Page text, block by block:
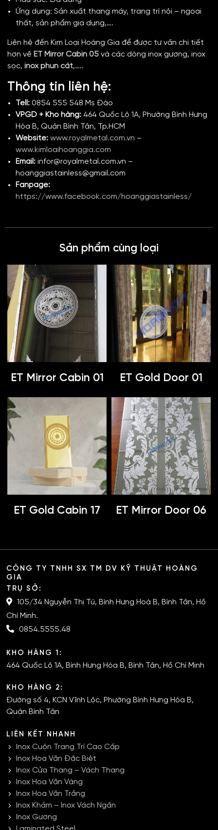
Ứng dụng: Sản xuất thang máy, trang trí nội – ngoại
thất, sản phẩm gia dụng,….
Liên hệ đến Kim Loại Hoàng Gia để được tư vấn chi tiết
hơn về ET Mirror Cabin 05 và các dòng inox gương, inox
sọc, inox phun cát,…..
Thông tin liên hệ:
Tell: 0854 555 548 Ms Đào
VPGD + Kho hàng: 464 Quốc Lộ 1A, Phường Bình Hưng
Hòa B, Quận Bình Tân, Tp.HCM
Website: www.royalmetal.com.vn –
www.kimloaihoanggia.com
Email: infor@royalmetal.com.vn –
hoanggiastainless@gmail.com
Fanpage:
https://www.facebook.com/hoanggiastainless/
Sản phẩm cùng loại
ET Mirror Cabin 01 ET Gold Door 01
ET Gold Cabin 17 ET Mirror Door 06
CÔNG TY TNHH SX TM DV KỸ THUẬT HOÀNG
GIA
TRỤ SỞ:
105/34 Nguyễn Thị Tú, Bình Hưng Hoà B, Bình Tân, Hồ
Chí Minh.
0854.5555.48
KHO HÀNG 1:
464 Quốc Lộ 1A, Bình Hưng Hòa B, Bình Tân, Hồ Chí Minh
KHO HÀNG 2:
Đường số 4, KCN Vĩnh Lộc, Phường Bình Hưng Hòa B,
Quận Bình Tân
LIÊN KẾT NHANH
Inox Cuộn Trang Trí Cao Cấp
Inox Hoa Văn Đặc Biệt
Inox Cửa Thang – Vách Thang
Inox Hoa Văn Vàng
Inox Hoa Văn Trắng
Inox Khảm – Inox Vách Ngăn
Inox Gương